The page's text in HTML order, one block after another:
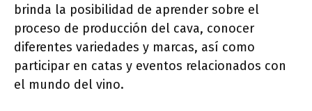
brinda la posibilidad de aprender sobre el
proceso de producción del cava, conocer
diferentes variedades y marcas, así como
participar en catas y eventos relacionados con
el mundo del vino.